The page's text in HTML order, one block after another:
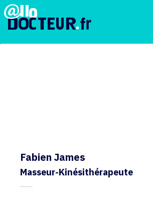
Fabien James
Masseur-Kinésithérapeute